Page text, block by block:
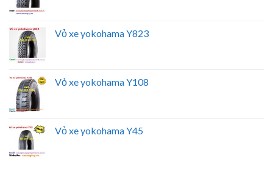
Vỏ xe yokohama Y823
Vỏ xe yokohama Y108
Vỏ xe yokohama Y45